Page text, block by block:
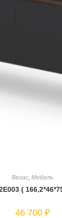
Вегас Мебель
(
46 700 ₽